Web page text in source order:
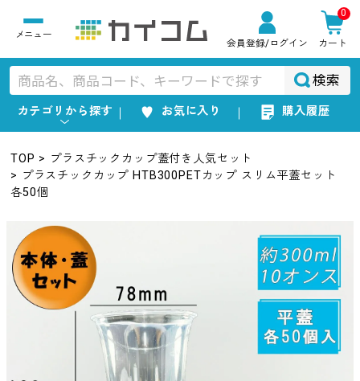
会員登録/ログイン
0
カート
検索
カテゴリから探す お気に入り 購入履歴
TOP
プラスチックカップ蓋付き人気セット
プラスチックカップ HTB300PETカップ スリム平蓋セット
各50個